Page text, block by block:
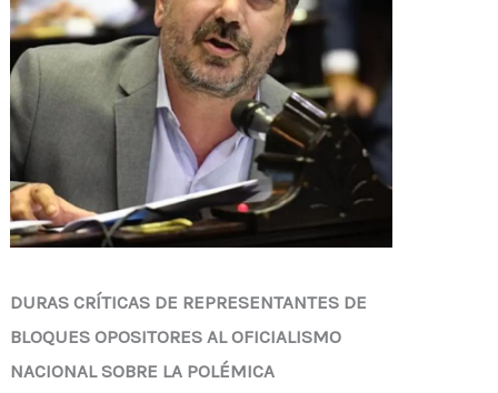
DURAS CRÍTICAS DE REPRESENTANTES DE
BLOQUES OPOSITORES AL OFICIALISMO
NACIONAL SOBRE LA POLÉMICA